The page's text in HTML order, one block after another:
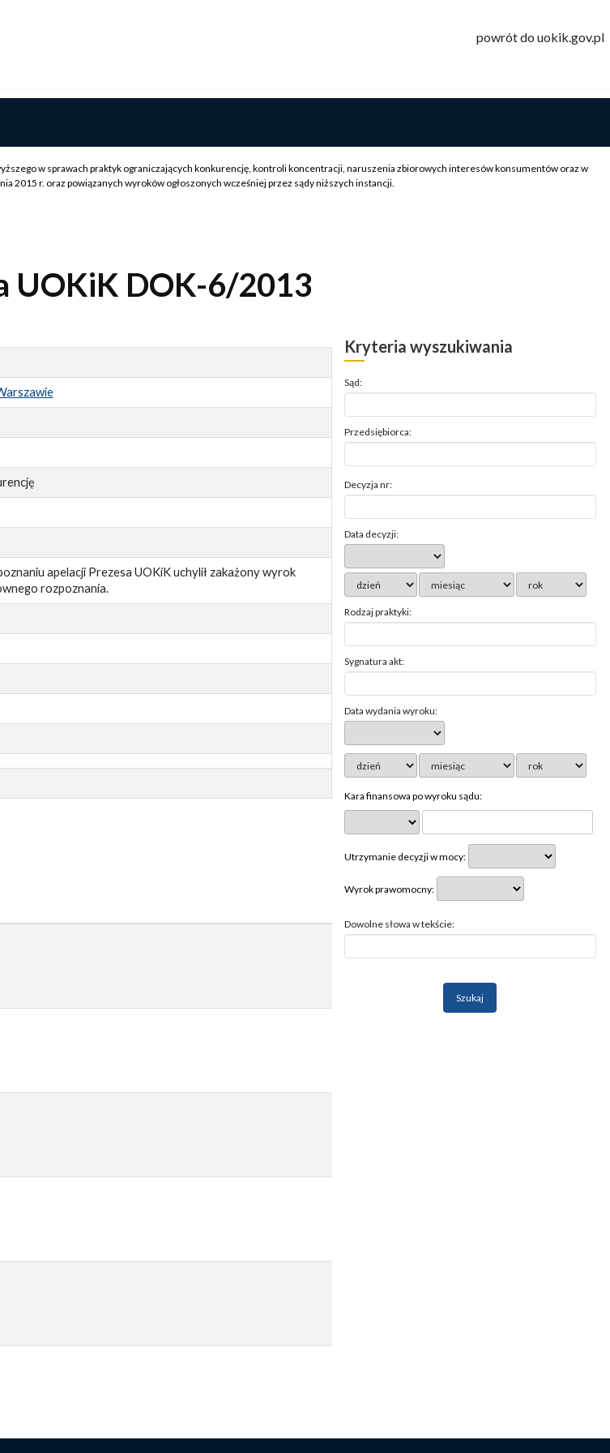
powrót do uokik.gov.pl
w sprawach praktyk ograniczających konkurencję, kontroli koncentracji, naruszenia zbiorowych interesów konsumentów oraz w
2015 r. oraz powiązanych wyroków ogłoszonych wcześniej przez sądy niższych instancji.
UOKiK DOK-6/2013
apelacji Prezesa UOKiK uchylił zakażony wyrok
rozpoznania.
Kryteria wyszukiwania
Sąd:
Przedsiębiorca:
Decyzja nr:
Data decyzji:
Rodzaj praktyki:
Sygnatura akt:
Data wydania wyroku:
Kara finansowa po wyroku sądu:
Utrzymanie decyzji w mocy:
Wyrok prawomocny:
Dowolne słowa w tekście: